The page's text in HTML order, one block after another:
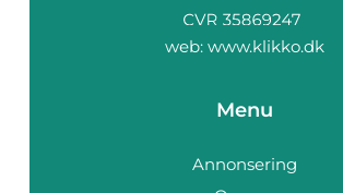
web: www.klikko.dk
Menu
Annonsering